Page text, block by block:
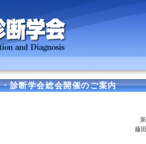
診断学会総会開催のご案内
藤